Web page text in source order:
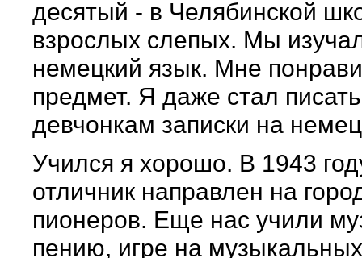
десятый - в Челябинской
взрослых слепых. Мы
немецкий язык. Мне
предмет. Я даже стал писать
девчонкам записки на
Учился я хорошо. В 1943
отличник направлен на
пионеров. Еще нас учили
пению, игре на музыкальных